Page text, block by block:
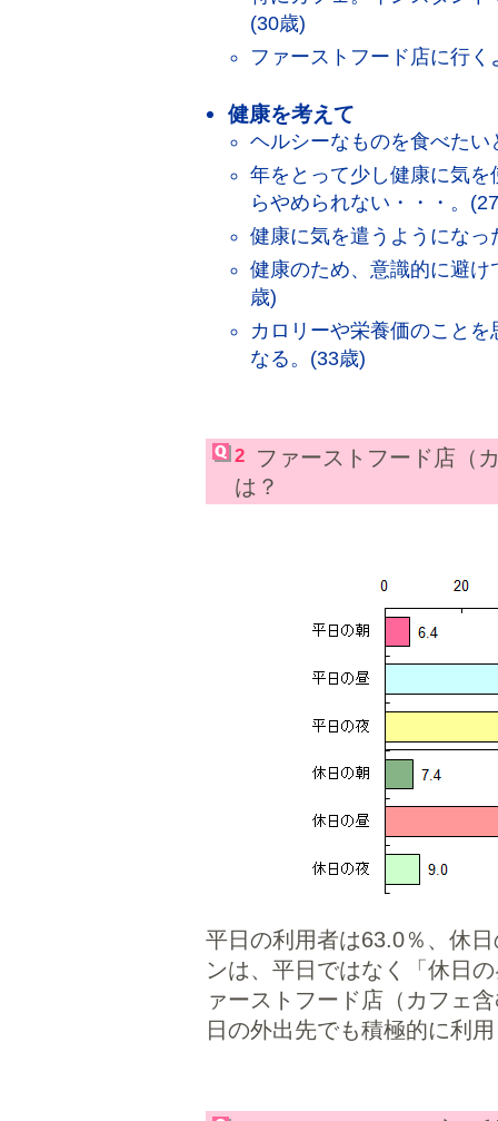
(30歳)
ファーストフード店に行
健康を考えて
ヘルシーなものを食べた
年をとって少し健康に気
らやめられない・・・。
健康に気を遣うようになっ
健康のため、意識的に避
歳)
カロリーや栄養価のこと
なる。(33歳)
2
ファーストフード店（
は？
平日の利用者は63.0％、休
ンは、平日ではなく「休日
ァーストフード店（カフェ
日の外出先でも積極的に利